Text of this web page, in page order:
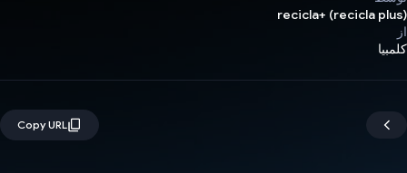
recicla+ (recicla plus)
از
کلمبیا